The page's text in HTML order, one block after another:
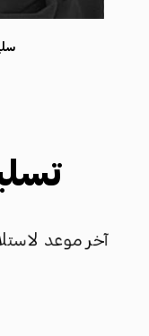
آخر موعد لاستلام